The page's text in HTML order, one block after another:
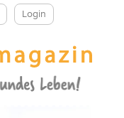
Login